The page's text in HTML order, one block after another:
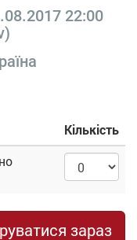
22:00
)
Кількість
зараз